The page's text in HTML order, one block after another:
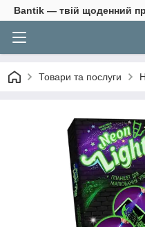
Bantik — твій щоденний
Товари та послуги